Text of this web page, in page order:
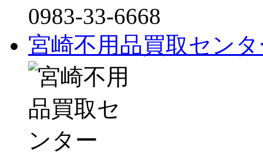
0983-33-6668
宮崎不用品買取セン